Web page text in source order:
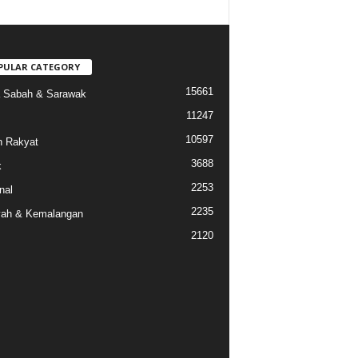
CATEGORY
Sabah & Sarawak
15661
11247
Rakyat 10597
3688
2253
& Kemalangan
2235
2120